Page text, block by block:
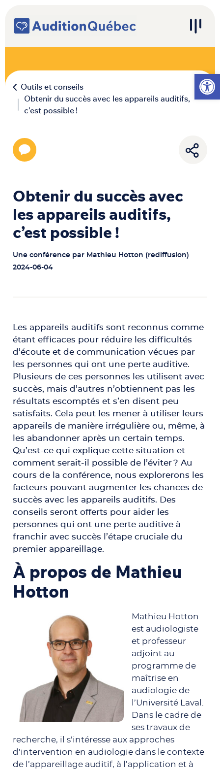
Ouvrir
Navigation principale
Outils et conseils
Obtenir du succès avec les appareils auditifs,
c’est possible !
Obtenir du succès avec
les appareils auditifs,
c’est possible !
Une conférence par Mathieu Hotton (rediffusion)
2024-06-04
Les appareils auditifs sont reconnus comme
étant efficaces pour réduire les difficultés
d’écoute et de communication vécues par
les personnes qui ont une perte auditive.
Plusieurs de ces personnes les utilisent avec
succès, mais d’autres n’obtiennent pas les
résultats escomptés et s’en disent peu
satisfaits. Cela peut les mener à utiliser leurs
appareils de manière irrégulière ou, même, à
les abandonner après un certain temps.
Qu’est-ce qui explique cette situation et
comment serait-il possible de l’éviter ? Au
cours de la conférence, nous explorerons les
facteurs pouvant augmenter les chances de
succès avec les appareils auditifs. Des
conseils seront offerts pour aider les
personnes qui ont une perte auditive à
franchir avec succès l’étape cruciale du
premier appareillage.
À propos de Mathieu
Hotton
Mathieu Hotton
est audiologiste
et professeur
adjoint au
programme de
maîtrise en
audiologie de
l’Université Laval.
Dans le cadre de
ses travaux de
recherche, il s’intéresse aux approches
d’intervention en audiologie dans le contexte
de l’appareillage auditif, à l’application et à